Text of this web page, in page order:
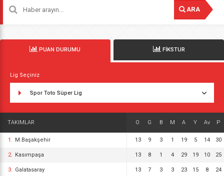
ARA
PUAN DURUMU FİKSTUR
Lig Seçiniz
Spor Toto Süper Lig
TAKIMLAR O G B M A Y Av P
1. M.Başakşehir 13 9 3 1 19 5 14 30
2. Kasımpaşa 13 8 1 4 29 19 10 25
3. Galatasaray 13 7 3 3 23 15 8 24